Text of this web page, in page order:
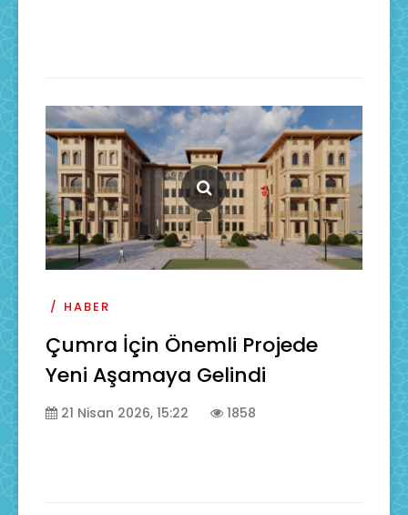
HABER
Çumra İçin Önemli Projede
Yeni Aşamaya Gelindi
21 Nisan 2026, 15:22 1858